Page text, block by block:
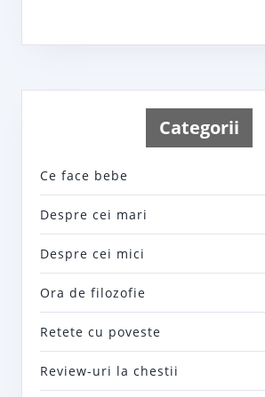
Categorii
Ce face bebe
Despre cei mari
Despre cei mici
Ora de filozofie
Retete cu poveste
Review-uri la chestii